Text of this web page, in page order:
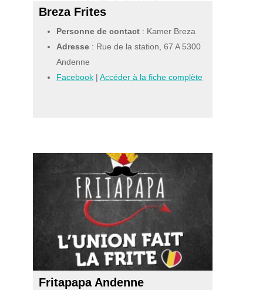
Breza Frites
Personne de contact : Kamer Breza
Adresse : Rue de la station, 67 A 5300
Andenne
Facebook |Accéder à la fiche complète
Fritapapa Andenne